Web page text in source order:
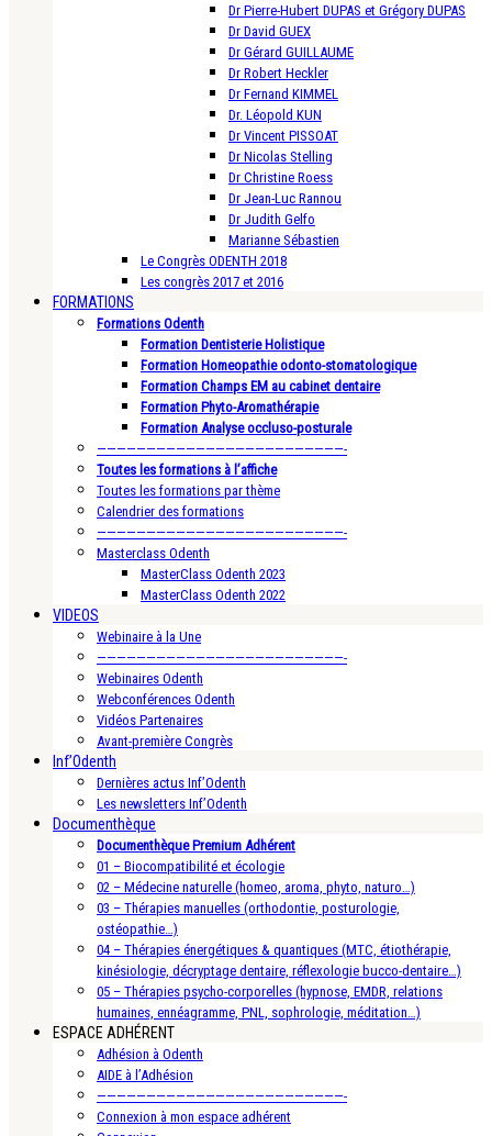
Dr Pierre-Hubert DUPAS et Grégory DUPAS
Dr David GUEX
Dr Gérard GUILLAUME
Dr Robert Heckler
Dr Fernand KIMMEL
Dr. Léopold KUN
Dr Vincent PISSOAT
Dr Nicolas Stelling
Dr Christine Roess
Dr Jean-Luc Rannou
Dr Judith Gelfo
Marianne Sébastien
Le Congrès ODENTH 2018
Les congrès 2017 et 2016
FORMATIONS
Formations Odenth
Formation Dentisterie Holistique
Formation Homeopathie odonto-stomatologique
Formation Champs EM au cabinet dentaire
Formation Phyto-Aromathérapie
Formation Analyse occluso-posturale
—————————————————————————-
Toutes les formations à l’affiche
Toutes les formations par thème
Calendrier des formations
—————————————————————————-
Masterclass Odenth
MasterClass Odenth 2023
MasterClass Odenth 2022
VIDEOS
Webinaire à la Une
—————————————————————————-
Webinaires Odenth
Webconférences Odenth
Vidéos Partenaires
Avant-première Congrès
Inf’Odenth
Dernières actus Inf’Odenth
Les newsletters Inf’Odenth
Documenthèque
Documenthèque Premium Adhérent
01 – Biocompatibilité et écologie
02 – Médecine naturelle (homeo, aroma, phyto, naturo…)
03 – Thérapies manuelles (orthodontie, posturologie,
ostéopathie…)
04 – Thérapies énergétiques & quantiques (MTC, étiothérapie,
kinésiologie, décryptage dentaire, réflexologie bucco-dentaire…)
05 – Thérapies psycho-corporelles (hypnose, EMDR, relations
humaines, ennéagramme, PNL, sophrologie, méditation…)
ESPACE ADHÉRENT
Adhésion à Odenth
AIDE à l’Adhésion
—————————————————————————-
Connexion à mon espace adhérent